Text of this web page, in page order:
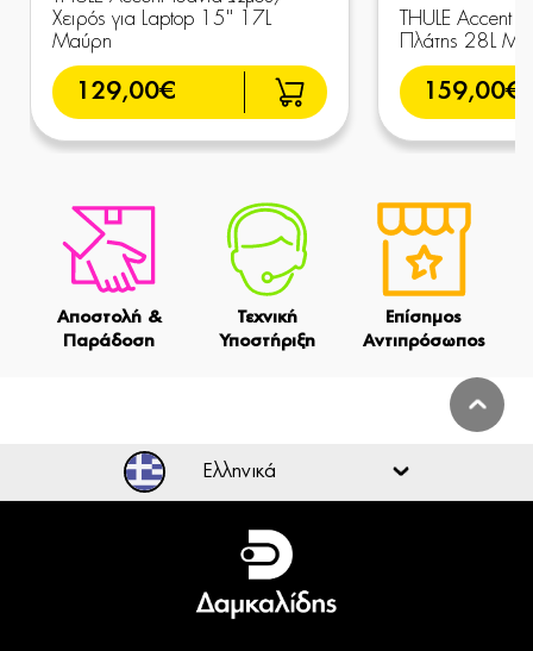
Χειρός για Laptop 15'' 17L
Μαύρη
129,00€
THULE Accent
Πλάτης 28L
159,00€
Αποστολή &
Παράδοση
Τεχνική
Υποστήριξη
Επίσημος
Αντιπρόσωπος
Ελληνικά
Ελληνικά
English